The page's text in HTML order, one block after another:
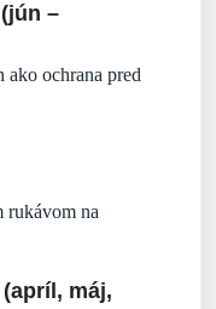
–
ako ochrana pred
rukávom na
máj,